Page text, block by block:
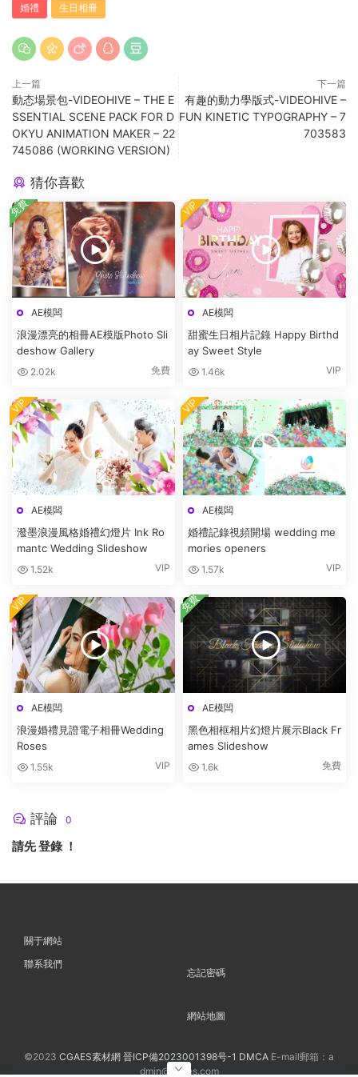
婚禮 生日相冊
上一篇
動态場景包-VIDEOHIVE – THE E
SSENTIAL SCENE PACK FOR D
OKYU ANIMATION MAKER – 22
745086 (WORKING VERSION)
下一篇
有趣的動力學版式-VIDEOHIVE –
FUN KINETIC TYPOGRAPHY – 7
703583
猜你喜歡
AE模闆
浪漫漂亮的相冊AE模版Photo Sli
deshow Gallery
2.02k 免費
免費
AE模闆
甜蜜生日相片記錄 Happy Birthd
ay Sweet Style
1.46k VIP
VIP
AE模闆
潑墨浪漫風格婚禮幻燈片 Ink Ro
mantc Wedding Slideshow
1.52k VIP
VIP
AE模闆
婚禮記錄視頻開場 wedding me
mories openers
1.57k VIP
VIP
AE模闆
浪漫婚禮見證電子相冊Wedding
Roses
1.55k VIP
VIP
AE模闆
黑色相框相片幻燈片展示Black Fr
ames Slideshow
1.6k 免費
免費
評論 0
請先登錄！
關于網站
聯系我們
忘記密碼
網站地圖
©2023 CGAES素材網 晉ICP備2023001398号-1 DMCA E-mail郵箱：a
dmin@cgaes.com